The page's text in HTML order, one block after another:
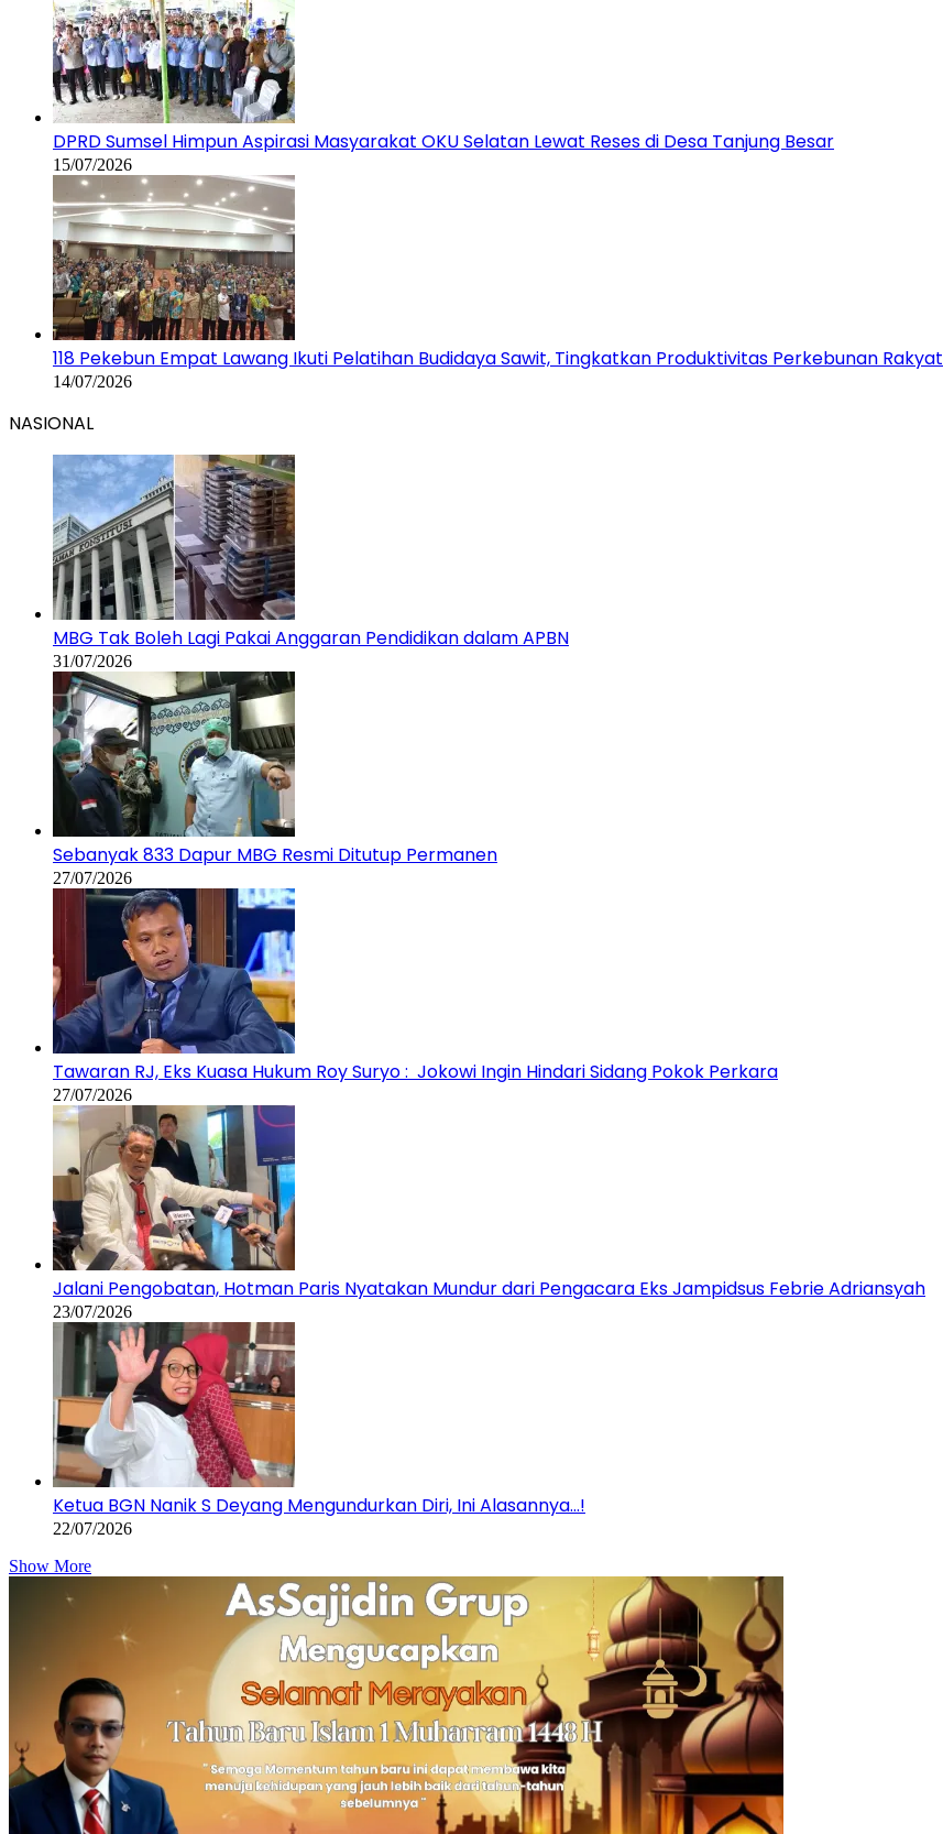
DPRD Sumsel Himpun Aspirasi Masyarakat OKU Selatan Lewat Reses di Desa Tanjung Besar
15/07/2026
118 Pekebun Empat Lawang Ikuti Pelatihan Budidaya Sawit, Tingkatkan Produktivitas Perkebunan Rakyat
14/07/2026
NASIONAL
MBG Tak Boleh Lagi Pakai Anggaran Pendidikan dalam APBN
31/07/2026
Sebanyak 833 Dapur MBG Resmi Ditutup Permanen
27/07/2026
Tawaran RJ, Eks Kuasa Hukum Roy Suryo : Jokowi Ingin Hindari Sidang Pokok Perkara
27/07/2026
Jalani Pengobatan, Hotman Paris Nyatakan Mundur dari Pengacara Eks Jampidsus Febrie Adriansyah
23/07/2026
Ketua BGN Nanik S Deyang Mengundurkan Diri, Ini Alasannya…!
22/07/2026
Show More